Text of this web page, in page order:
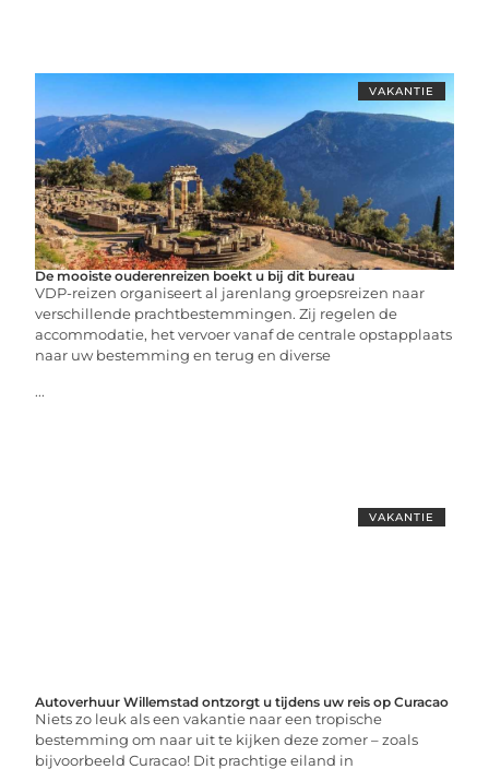
VAKANTIE
De mooiste ouderenreizen boekt u bij dit bureau
VDP-reizen organiseert al jarenlang groepsreizen naar
verschillende prachtbestemmingen. Zij regelen de
accommodatie, het vervoer vanaf de centrale opstapplaats
naar uw bestemming en terug en diverse
...
VAKANTIE
Autoverhuur Willemstad ontzorgt u tijdens uw reis op Curacao
Niets zo leuk als een vakantie naar een tropische
bestemming om naar uit te kijken deze zomer – zoals
bijvoorbeeld Curacao! Dit prachtige eiland in